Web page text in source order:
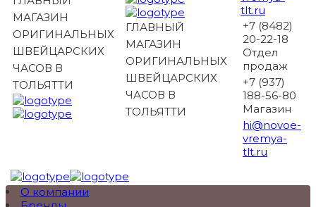
МАГАЗИН
ОРИГИНАЛЬНЫХ
ШВЕЙЦАРСКИХ
ЧАСОВ В
ТОЛЬЯТТИ
ГЛАВНЫЙ
МАГАЗИН
ОРИГИНАЛЬНЫХ
ШВЕЙЦАРСКИХ
ЧАСОВ В
ТОЛЬЯТТИ
tlt.ru
+7 (8482)
20-22-18
Отдел
продаж
+7 (937)
188-56-80
Магазин
hi@novoe-
vremya-
tlt.ru
О компании